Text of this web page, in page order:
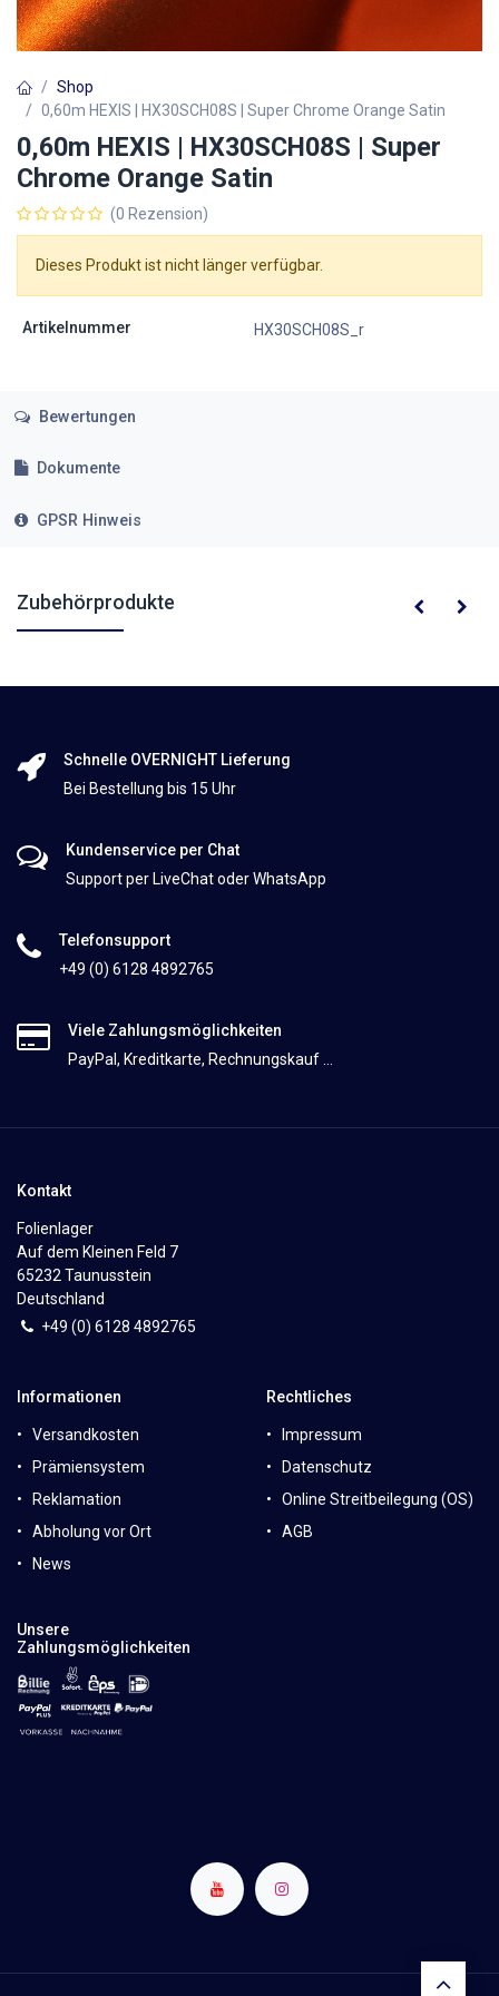
Shop
0,60m HEXIS | HX30SCH08S | Super Chrome Orange Satin
0,60m HEXIS | HX30SCH08S | Super
Chrome Orange Satin
(0 Rezension)
Dieses Produkt ist nicht länger verfügbar.
Artikelnummer HX30SCH08S_r
Bewertungen
Dokumente
GPSR Hinweis
Zubehörprodukte
Schnelle OVERNIGHT Lieferung
Bei Bestellung bis 15 Uhr
Kundenservice per Chat
Support per LiveChat oder WhatsApp
Telefonsupport
+49 (0) 6128 4892765
Viele Zahlungsmöglichkeiten
PayPal, Kreditkarte, Rechnungskauf ...
Kontakt
Folienlager
Auf dem Kleinen Feld 7
65232 Taunusstein
Deutschland
+49 (0) 6128 4892765
Informationen
Versandkosten
Prämiensystem
Reklamation
Abholung vor Ort
News
Rechtliches
Impressum
Datenschutz
Online Streitbeilegung (OS)
AGB
Unsere
Zahlungsmöglichkeiten